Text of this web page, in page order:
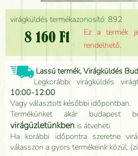
virágküldés termékazonosító: 892
8 160 Ft
Ez a termék
rendelhető.
Lassú termék, Virágküldés
Legkorábbi virágküldés
10:00-12:00
Vagy választott későbbi időpontban.
Termékünket akár budapest
virágüzletünkben is átveheti.
Ha korábbi időpontra szeretne
válasszon a gyors termékeink közül.